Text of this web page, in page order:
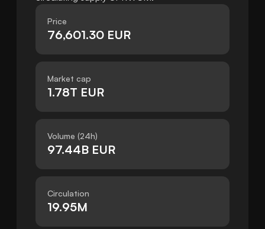
Price
76,601.30 EUR
Market cap
1.78T EUR
Volume (24h)
97.44B EUR
Circulation
19.95M